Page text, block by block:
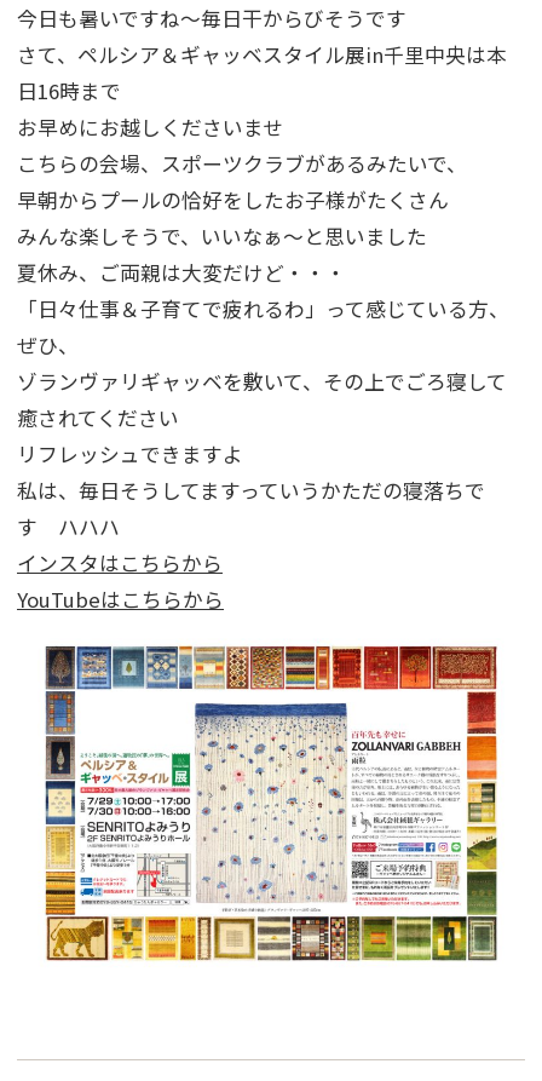
今日も暑いですね～毎日干からびそうです
さて、ペルシア＆ギャッベスタイル展in千里中央は本
日16時まで
お早めにお越しくださいませ
こちらの会場、スポーツクラブがあるみたいで、
早朝からプールの恰好をしたお子様がたくさん
みんな楽しそうで、いいなぁ～と思いました
夏休み、ご両親は大変だけど・・・
「日々仕事＆子育てで疲れるわ」って感じている方、
ぜひ、
ゾランヴァリギャッベを敷いて、その上でごろ寝して
癒されてください
リフレッシュできますよ
私は、毎日そうしてますっていうかただの寝落ちで
す ハハハ
インスタはこちらから
YouTubeはこちらから